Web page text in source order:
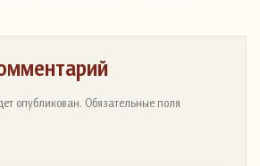
опубликован. Обязательные поля